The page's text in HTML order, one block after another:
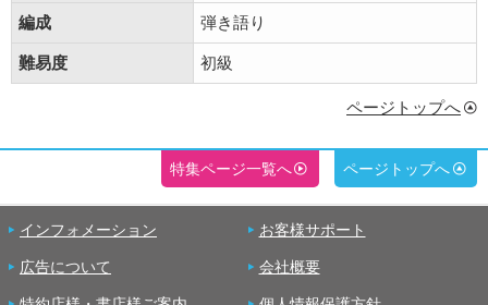
編成 弾き語り
難易度 初級
ページトップへ
特集ページ一覧へ ページトップへ
インフォメーション お客様サポート
広告について 会社概要